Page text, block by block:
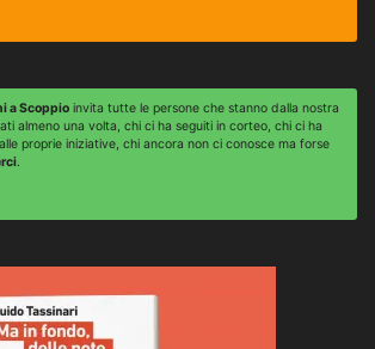
a Scoppio invita tutte le persone che stanno dalla nostra
almeno una volta, chi ci ha seguiti in corteo, chi ci ha
proprie iniziative, chi ancora non ci conosce ma forse
.